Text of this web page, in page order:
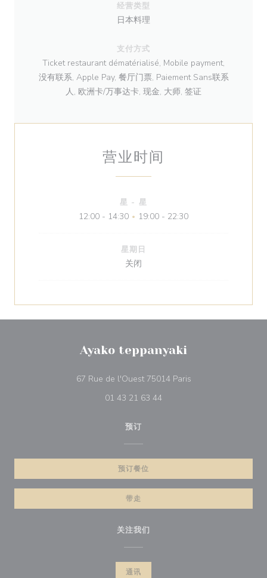
经营类型
日本料理
支付方式
Ticket restaurant dématérialisé, Mobile payment,
没有联系, Apple Pay, 餐厅门票, Paiement Sans联系
人, 欧洲卡/万事达卡, 现金, 大师, 签证
营业时间
星 - 星
12:00 - 14:30 • 19:00 - 22:30
星期日
关闭
Ayako teppanyaki
67 Rue de l'Ouest 75014 Paris((在新窗口中打开))
01 43 21 63 44
预订
预订餐位
带走
关注我们
通讯